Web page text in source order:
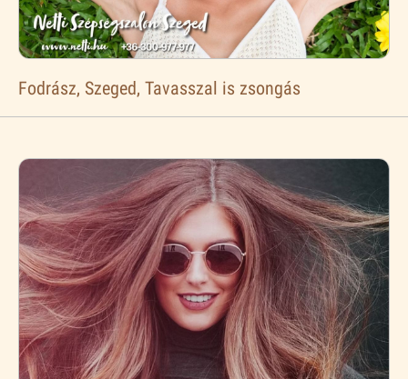
Fodrász, Szeged, Tavasszal is zsongás